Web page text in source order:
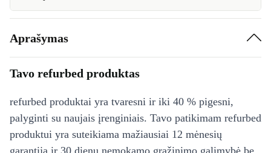
Aprašymas
Tavo refurbed produktas
refurbed produktai yra tvaresni ir iki 40 % pigesni,
palyginti su naujais įrenginiais. Tavo patikimam refurbed
produktui yra suteikiama mažiausiai 12 mėnesių
garantija ir 30 dienų nemokamo grąžinimo galimybė be